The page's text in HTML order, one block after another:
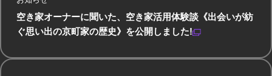
空き家オーナーに聞いた、空き家活用体験談《出会いが紡
ぐ思い出の京町家の歴史》を公開しました!